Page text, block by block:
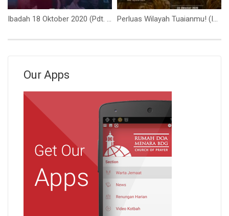
Ibadah 18 Oktober 2020 (Pdt. Guntur Barus) Perluas Wilayah Tuaianmu! (Ibu. Syane Sari)
Our Apps